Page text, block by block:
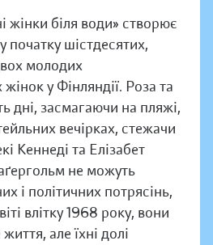
біля води» створює
початку шістдесятих,
молодих
у Фінляндії. Роза та
дні, засмагаючи на пляжі,
вечірках, стежачи
Кеннеді та Елізабет
не можуть
і політичних потрясінь,
влітку 1968 року, вони
але їхні долі